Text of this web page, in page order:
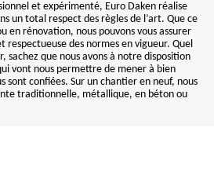
et expérimenté, Euro Daken réalise
un total respect des règles de l’art. Que ce
en rénovation, nous pouvons vous assurer
des normes en vigueur. Quel
sachez que nous avons à notre disposition
vont nous permettre de mener à bien
sont confiées. Sur un chantier en neuf, nous
traditionnelle, métallique, en béton ou